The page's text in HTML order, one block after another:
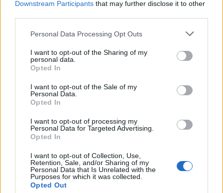
Downstream Participants that may further disclose it to other
Personal Data Processing Opt Outs
I want to opt-out of the Sharing of my
personal data.
Opted In
I want to opt-out of the Sale of my
Personal Data.
Opted In
I want to opt-out of processing my
Personal Data for Targeted Advertising.
Opted In
I want to opt-out of Collection, Use,
Retention, Sale, and/or Sharing of my
Personal Data that Is Unrelated with the
Purposes for which it was collected.
Opted Out
Actus Info
Pourquoi le bouton start/stop disparaît
Auto Pour Vous 5 août 2026